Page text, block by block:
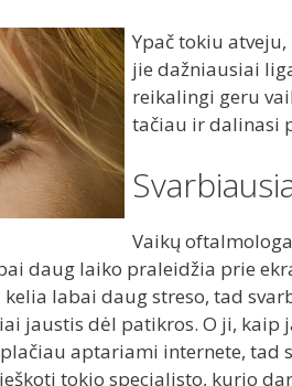
Ypač tokiu
jie dažniausiai
reikalingi geru
tačiau ir dalinasi
Vaikų
daug laiko praleidžia prie
labai daug streso, tad
jaustis dėl patikros. O ji,
aptariami internete, tad
tokio specialisto, kurio